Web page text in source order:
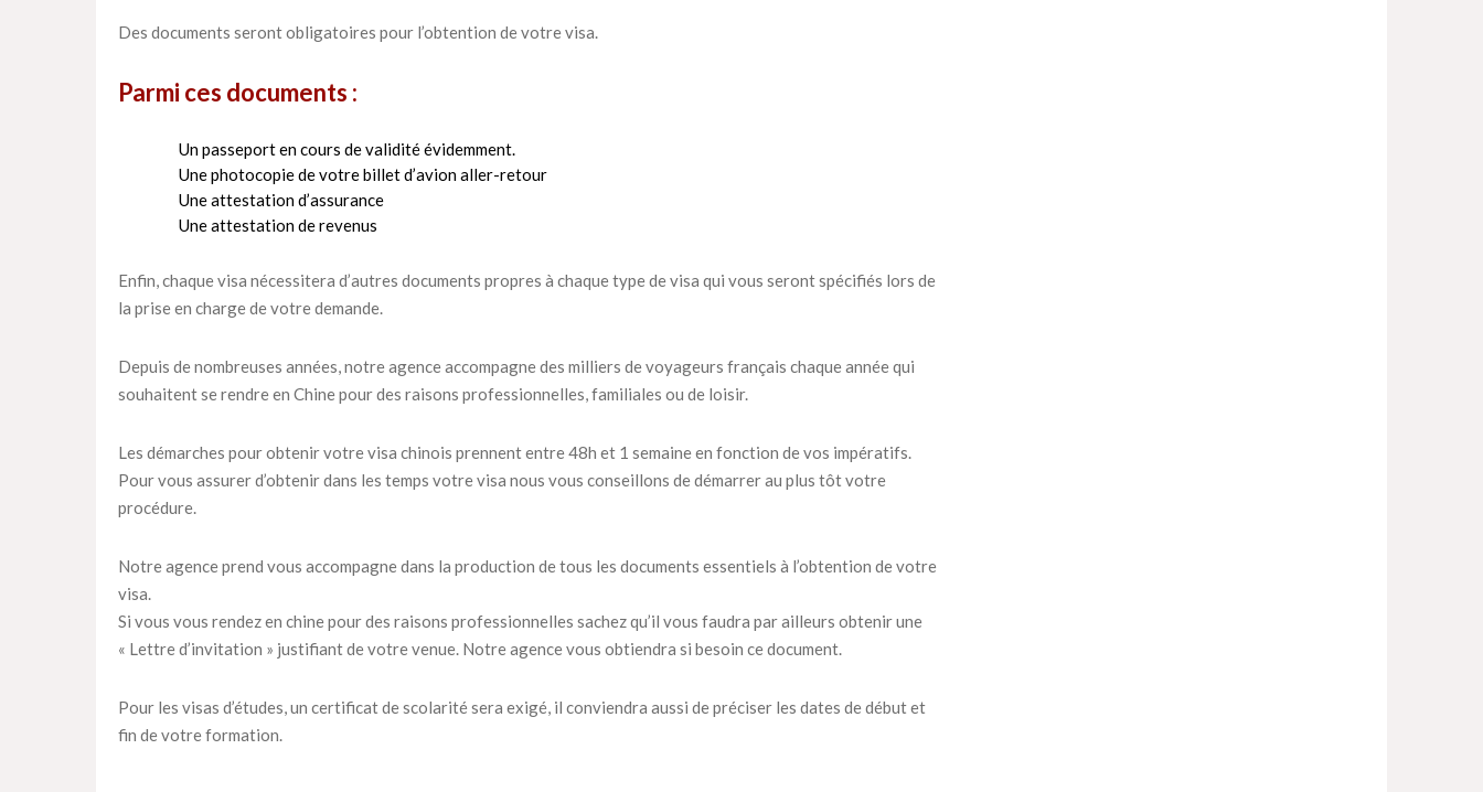
Des documents seront obligatoires pour l’obtention de votre visa.
Parmi ces documents :
Un passeport en cours de validité évidemment.
Une photocopie de votre billet d’avion aller-retour
Une attestation d’assurance
Une attestation de revenus
Enfin, chaque visa nécessitera d’autres documents propres à chaque type de visa qui vous seront spécifiés lors de
la prise en charge de votre demande.
Depuis de nombreuses années, notre agence accompagne des milliers de voyageurs français chaque année qui
souhaitent se rendre en Chine pour des raisons professionnelles, familiales ou de loisir.
Les démarches pour obtenir votre visa chinois prennent entre 48h et 1 semaine en fonction de vos impératifs.
Pour vous assurer d’obtenir dans les temps votre visa nous vous conseillons de démarrer au plus tôt votre
procédure.
Notre agence prend vous accompagne dans la production de tous les documents essentiels à l’obtention de votre
visa.
Si vous vous rendez en chine pour des raisons professionnelles sachez qu’il vous faudra par ailleurs obtenir une
« Lettre d’invitation » justifiant de votre venue. Notre agence vous obtiendra si besoin ce document.
Pour les visas d’études, un certificat de scolarité sera exigé, il conviendra aussi de préciser les dates de début et
fin de votre formation.